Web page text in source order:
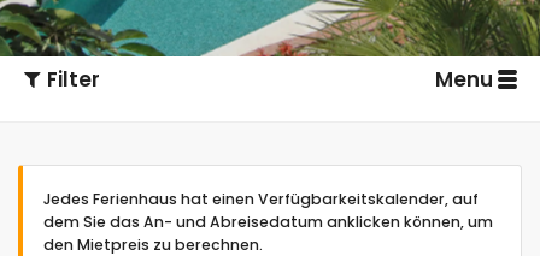
Filter Menu
Jedes Ferienhaus hat einen Verfügbarkeitskalender, auf
dem Sie das An- und Abreisedatum anklicken können, um
den Mietpreis zu berechnen.